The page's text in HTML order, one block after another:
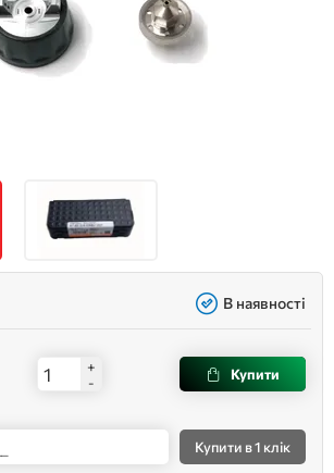
В наявності
+
-
Купити
Купити в 1 клік